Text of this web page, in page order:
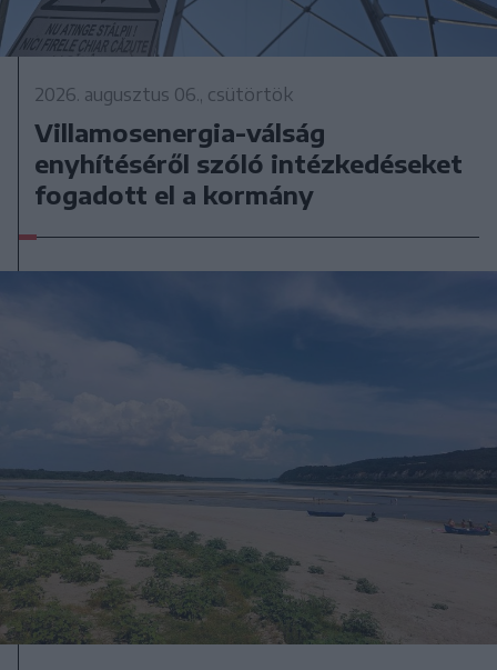
2026. augusztus 06., csütörtök
Villamosenergia-válság
enyhítéséről szóló intézkedéseket
fogadott el a kormány